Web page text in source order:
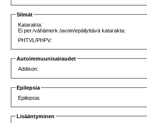
Silmät
Katarakta:
Ei per./vähämerk./avoin/epäilyttävä katarakta:
PHTVL/PHPV:
Autoimmuunisairaudet
Addison:
Epilepsia
Epilepsia:
Lisääntyminen